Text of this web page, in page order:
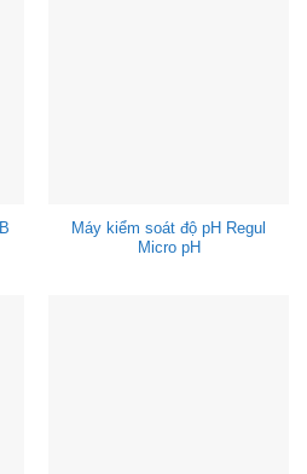
Máy kiểm soát độ pH Regul
Micro pH